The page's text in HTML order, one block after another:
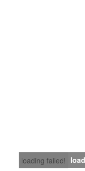
loading failed!